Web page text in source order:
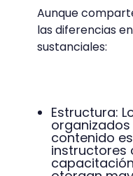
Aunque
las diferencias
sustanciales:
Estructura:
contenido
instructores